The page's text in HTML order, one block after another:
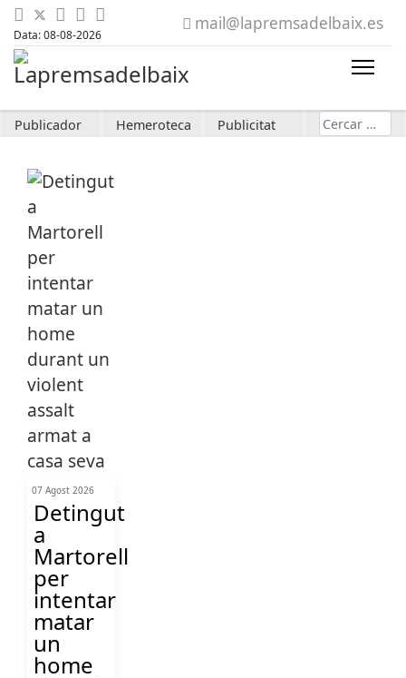
Data: 08-08-2026
mail@lapremsadelbaix.es
Publicador Hemeroteca Publicitat Cerca
07 Agost 2026
Detingut
a
Martorell
per
intentar
matar
un
home